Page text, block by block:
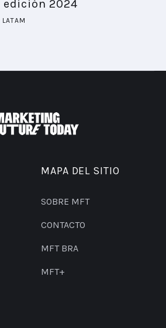
2024
LATAM
MAPA DEL SITIO
SOBRE MFT
CONTACTO
MFT BRA
MFT+